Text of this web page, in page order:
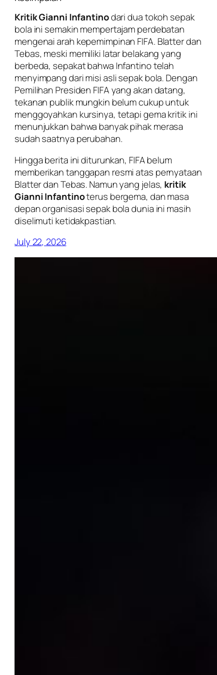
Kritik Gianni Infantinodari dua tokoh sepak
bola ini semakin mempertajam perdebatan
mengenai arah kepemimpinan FIFA. Blatter dan
Tebas, meski memiliki latar belakang yang
berbeda, sepakat bahwa Infantino telah
menyimpang dari misi asli sepak bola. Dengan
Pemilihan Presiden FIFA yang akan datang,
tekanan publik mungkin belum cukup untuk
menggoyahkan kursinya, tetapi gema kritik ini
menunjukkan bahwa banyak pihak merasa
sudah saatnya perubahan.
Hingga berita ini diturunkan, FIFA belum
memberikan tanggapan resmi atas pernyataan
Blatter dan Tebas. Namun yang jelas, kritik
Gianni Infantinoterus bergema, dan masa
depan organisasi sepak bola dunia ini masih
diselimuti ketidakpastian.
July 22, 2026